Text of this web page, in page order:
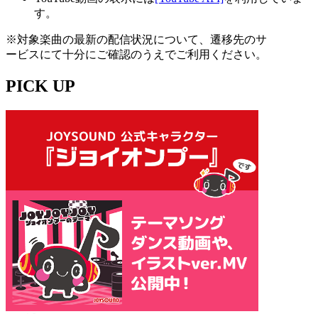
す。
※対象楽曲の最新の配信状況について、遷移先のサ
ービスにて十分にご確認のうえでご利用ください。
PICK UP